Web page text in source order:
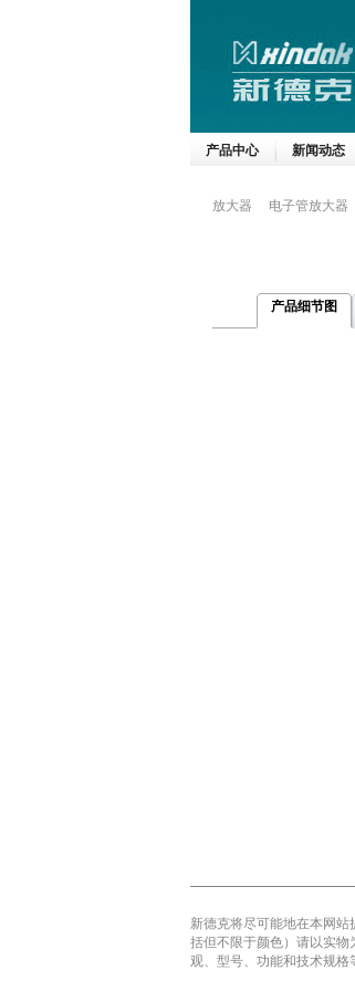
产品中心 新闻动态
放大器 电子管放大器
产品细节图
新德克将尽可能地在本网
括但不限于颜色）请以实
观、型号、功能和技术规格